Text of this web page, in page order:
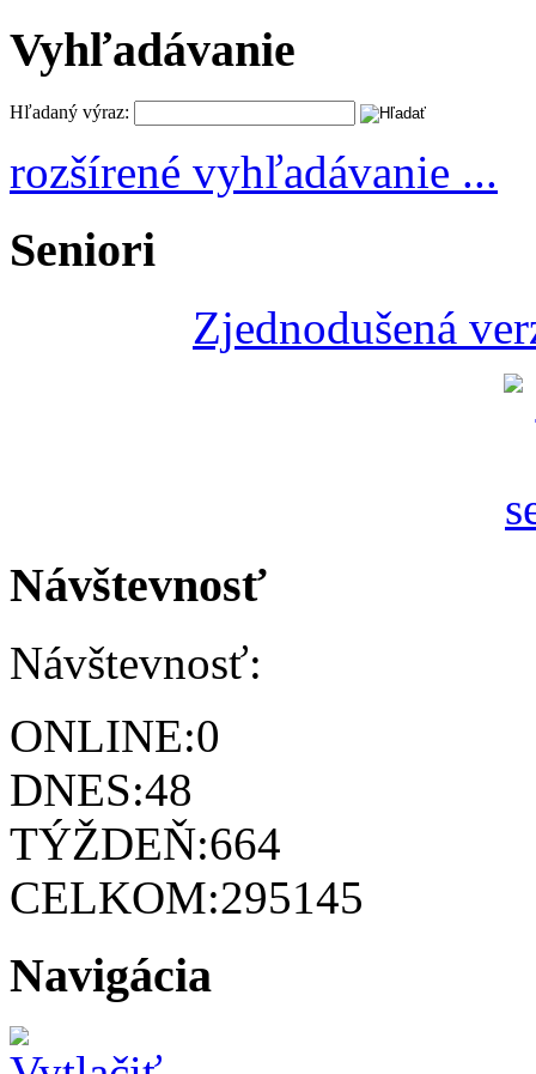
Vyhľadávanie
Hľadaný výraz:
rozšírené vyhľadávanie ...
Seniori
Zjednodušená
Návštevnosť
Návštevnosť:
ONLINE:0
DNES:48
TÝŽDEŇ:664
CELKOM:295145
Navigácia